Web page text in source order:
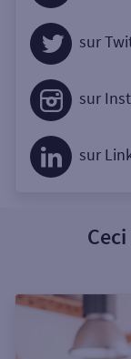
sur
sur
sur